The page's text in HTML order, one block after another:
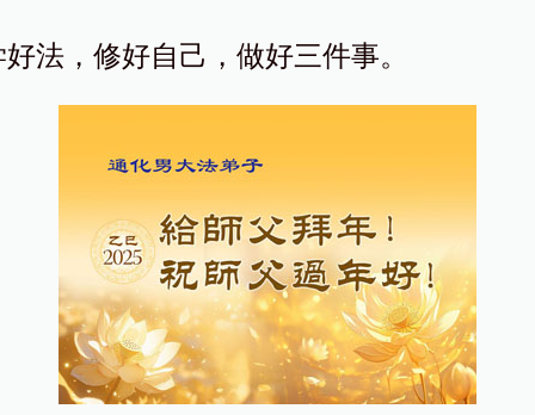
法，修好自己，做好三件事。